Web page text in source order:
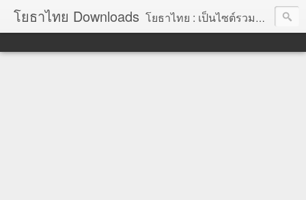
โยธาไทย Downloads โยธาไทย : เป็นไซต์รวมข้อมูลความรู้ สำหรับช่างโยธา นายช่างโยธา วิศวกรโยธา ตลอดจนความรู้สำหรับผู้ที่ปฏิบัติงานในองค์กรปกครองส่วนท้องถิ่น จัดทำโดย นายอภิสิทธิ์ มากสุวรรณ โยธา, โยธาไทย,ช่างโยธา, นายช่างโยธา,วิศวกร, วิศวกรรม, ราคากลาง,หลักเกณฑ์การคำนวณราคากลาง, ราคาวัสดุก่อสร้าง, ราคาพาณิชย์จังหวัด, ค่าขนส่ง, ค่าเสื่อม, ค่าอำนวยการ, ถอดแบบ, ไม้แบบ, วัสดุก่อสร้าง, ค่าแรง, ค่าแรงงาน, ค่าแรงงานคน, ไม้แบบ, การถอดวัสดุ